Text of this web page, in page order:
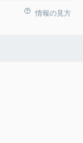
情報の見方